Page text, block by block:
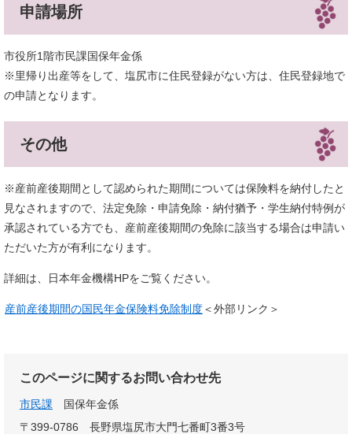
申請場所
市役所1階市民課国保年金係
※里帰り出産等をして、塩尻市に住民登録がない方は、住民登録地で
の申請となります。
その他
※産前産後期間として認められた期間については保険料を納付したと
見なされますので、法定免除・申請免除・納付猶予・学生納付特例が
承認されている方でも、産前産後期間の免除に該当する場合は申請い
ただいた方が有利になります。
詳細は、日本年金機構HPをご覧ください。
産前産後期間の国民年金保険料免除制度＜外部リンク＞
このページに関するお問い合わせ先
市民課
国保年金係
〒399-0786
長野県塩尻市大門七番町3番3号